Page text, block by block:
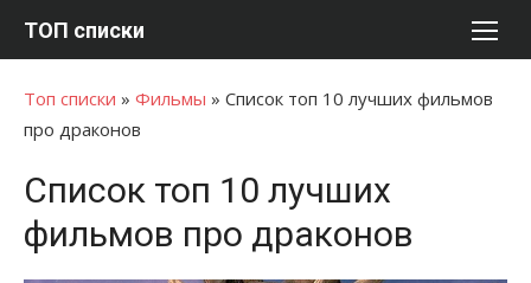
ТОП списки
Топ списки » Фильмы » Список топ 10 лучших фильмов
про драконов
Список топ 10 лучших
фильмов про драконов